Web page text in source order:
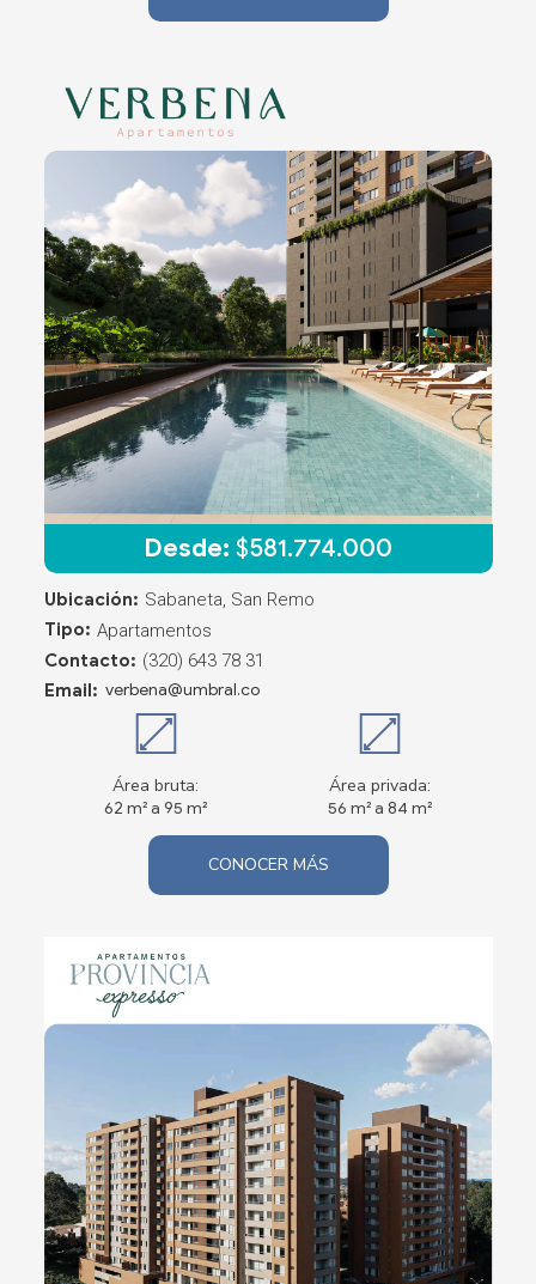
Desde: $581.774.000
Ubicación: Sabaneta, San Remo
Tipo: Apartamentos
Contacto: (320) 643 78 31
Email: verbena@umbral.co
Área bruta:
62 m² a 95 m²
Área privada:
56 m² a 84 m²
CONOCER MÁS